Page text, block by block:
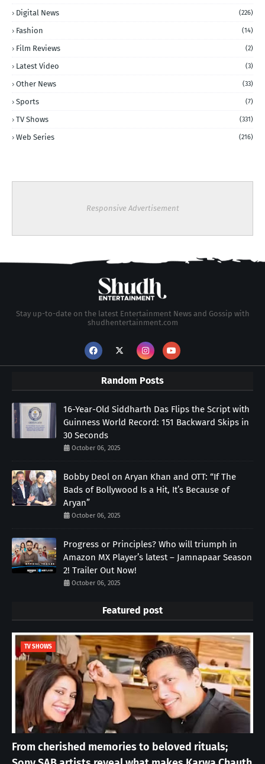
Digital News (226)
Fashion (14)
Film Reviews (2)
Latest Video (3)
Other News (33)
Sports (7)
TV Shows (331)
Web Series (216)
Responsive Advertisement
Stay up-to-date on the latest Entertainment News and Gossip with
shudhentertainment.com
Random Posts
16-Year-Old Siddharth Das Flips the Script with
Guinness World Record: 151 Backward Skips in
30 Seconds
October 06, 2025
Bobby Deol on Aryan Khan and OTT: “If The
Bads of Bollywood Is a Hit, It’s Because of
Aryan”
October 06, 2025
Progress or Principles? Who will triumph in
Amazon MX Player’s latest – Jamnapaar Season
2! Trailer Out Now!
October 06, 2025
Featured post
TV SHOWS
From cherished memories to beloved rituals;